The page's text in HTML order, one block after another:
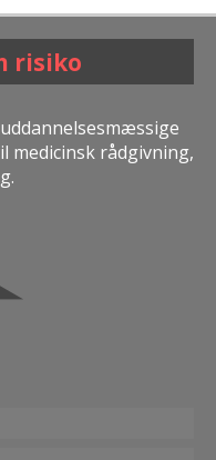
risiko
medicinsk rådgivning,